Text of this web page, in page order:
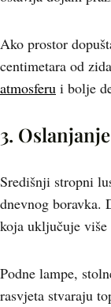
Ako prostor
centimetara od
atmosferu i bolje
3.
Središnji stropni
dnevnog boravka.
koja uključuje više
Podne lampe,
rasvjeta stvaraju